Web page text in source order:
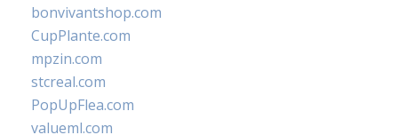
bonvivantshop.com
CupPlante.com
mpzin.com
stcreal.com
PopUpFlea.com
valueml.com